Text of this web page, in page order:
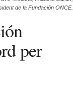
de la Fundación ONCE.
per